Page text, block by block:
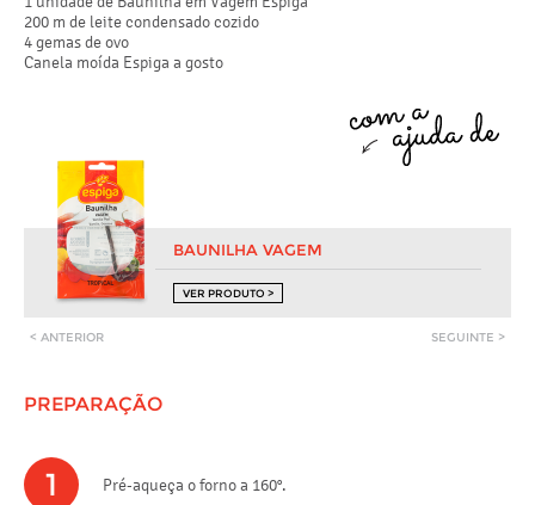
200 m de leite condensado cozido
4 gemas de ovo
Canela moída Espiga a gosto
BAUNILHA VAGEM
VER PRODUTO >
< ANTERIOR SEGUINTE >
PREPARAÇÃO
1 Pré-aqueça o forno a 160°.